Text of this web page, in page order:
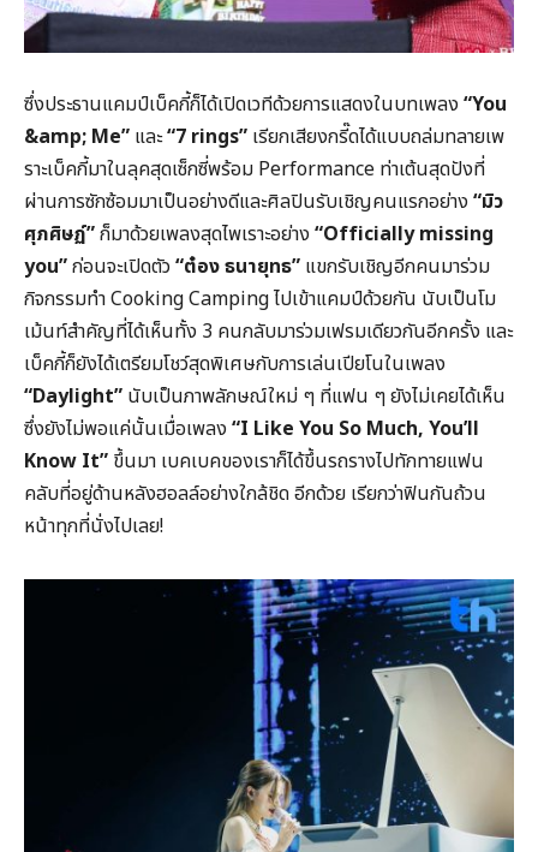
ซึ่งประธานแคมป์เบ็คกี้ก็ได้เปิดเวทีด้วยการแสดงในบทเพลง “You
&amp; Me” และ“7 rings” เรียกเสียงกรี๊ดได้แบบถล่มทลายเพ
ราะเบ็คกี้มาในลุคสุดเซ็กซี่พร้อม Performance ท่าเต้นสุดปังที่
ผ่านการซักซ้อมมาเป็นอย่างดีและศิลปินรับเชิญคนแรกอย่าง “มิว
ศุภศิษฏ์”ก็มาด้วยเพลงสุดไพเราะอย่าง “Officially missing
you”ก่อนจะเปิดตัว “ต๋อง ธนายุทธ” แขกรับเชิญอีกคนมาร่วม
กิจกรรมทำ Cooking Camping ไปเข้าแคมป์ด้วยกัน นับเป็นโม
เม้นท์สำคัญที่ได้เห็นทั้ง 3 คนกลับมาร่วมเฟรมเดียวกันอีกครั้ง และ
เบ็คกี้ก็ยังได้เตรียมโชว์สุดพิเศษกับการเล่นเปียโนในเพลง
“Daylight” นับเป็นภาพลักษณ์ใหม่ ๆ ที่แฟน ๆ ยังไม่เคยได้เห็น
ซึ่งยังไม่พอแค่นั้นเมื่อเพลง “I Like You So Much, You’ll
Know It” ขึ้นมา เบคเบคของเราก็ได้ขึ้นรถรางไปทักทายแฟน
คลับที่อยู่ด้านหลังฮอลล์อย่างใกล้ชิด อีกด้วย เรียกว่าฟินกันถ้วน
หน้าทุกที่นั่งไปเลย!